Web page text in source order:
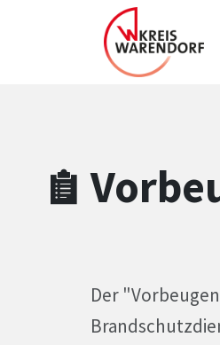
Zum Header
Zum Hauptinhalt
Zum Footer
Zum Hauptinhalt springen
Der